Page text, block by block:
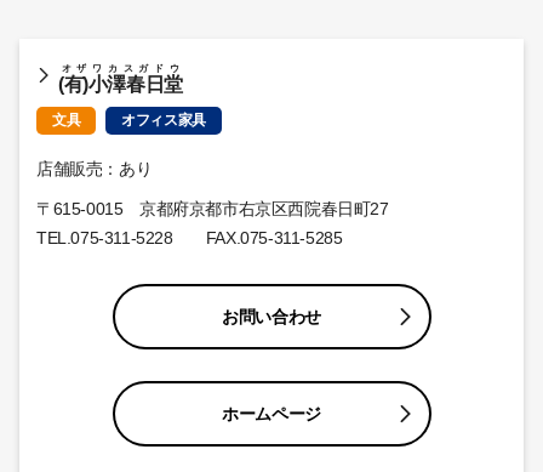
(有)小澤春日堂
オザワカスガドウ
文具 オフィス家具
店舗販売：あり
〒615-0015 京都府京都市右京区西院春日町27
TEL.075-311-5228 FAX.075-311-5285
お問い合わせ
ホームページ